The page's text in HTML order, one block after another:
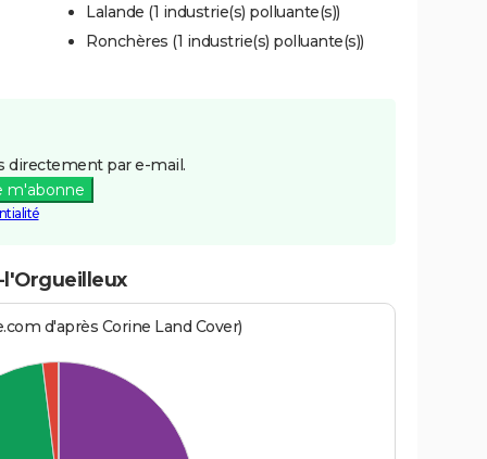
Lalande (1 industrie(s) polluante(s))
Ronchères (1 industrie(s) polluante(s))
directement par e-mail.
m'abonne
d'après Corine Land Cover)